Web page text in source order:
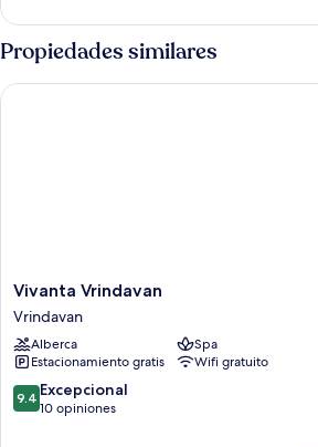
familiar
Propiedades similares
Vivanta
Vrindavan
Vrindavan
Vivanta Vrindavan
Vrindavan
Alberca
Spa
Estacionamiento gratis
Wifi gratuito
9.4
de
9.4 Excepcional
10 opiniones
Vivanta Vrindavan